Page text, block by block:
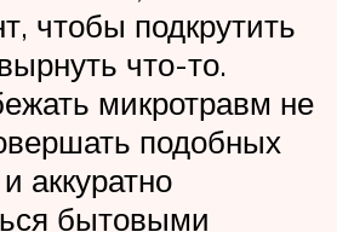
чтобы подкрутить
что-то.
микротравм не
подобных
аккуратно
бытовыми